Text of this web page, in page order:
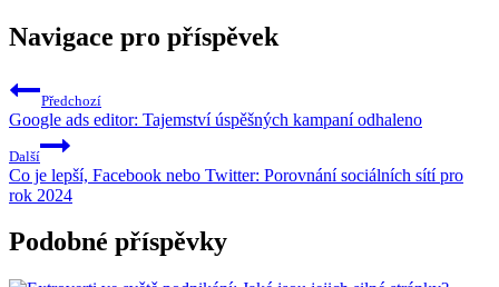
Navigace pro příspěvek
Předchozí
Google ads editor: Tajemství úspěšných kampaní odhaleno
Další
Co je lepší, Facebook nebo Twitter: Porovnání sociálních sítí pro
rok 2024
Podobné příspěvky